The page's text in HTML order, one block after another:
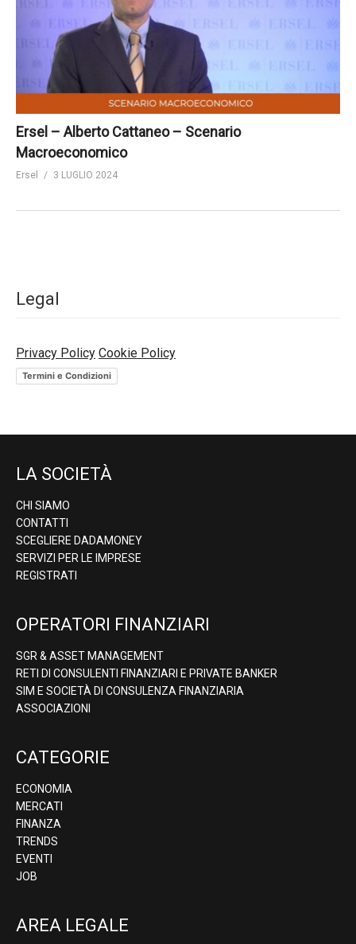
Ersel – Alberto Cattaneo – Scenario
Macroeconomico
Ersel 3 LUGLIO 2024
Legal
Privacy Policy Cookie Policy
Termini e Condizioni
LA SOCIETÀ
CHI SIAMO
CONTATTI
SCEGLIERE DADAMONEY
SERVIZI PER LE IMPRESE
REGISTRATI
OPERATORI FINANZIARI
SGR & ASSET MANAGEMENT
RETI DI CONSULENTI FINANZIARI E PRIVATE BANKER
SIM E SOCIETÀ DI CONSULENZA FINANZIARIA
ASSOCIAZIONI
CATEGORIE
ECONOMIA
MERCATI
FINANZA
TRENDS
EVENTI
JOB
AREA LEGALE